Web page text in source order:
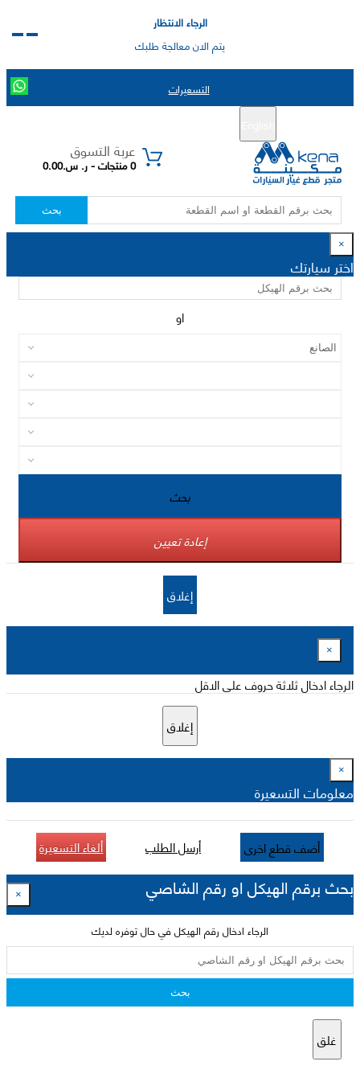
الرجاء الانتظار
يتم الان معالجة طلبك
التسعيرات
عربة التسوق
0 منتجات - ر. س.0.00
بحث
×
اختر سيارتك
او
بحث
إعادة تعيين
إغلاق
×
الرجاء ادخال ثلاثة حروف على الاقل
إغلاق
×
معلومات التسعيرة
أضف قطع اخرى أرسل الطلب ألغاء التسعيرة
بحث برقم الهيكل او رقم الشاصي ×
الرجاء ادخال رقم الهيكل في حال توفره لديك
بحث
غلق